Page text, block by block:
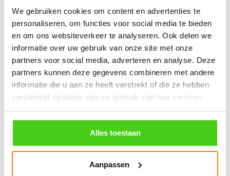
We gebruiken cookies om content en advertenties te
personaliseren, om functies voor social media te bieden
en om ons websiteverkeer te analyseren. Ook delen we
informatie over uw gebruik van onze site met onze
partners voor social media, adverteren en analyse. Deze
partners kunnen deze gegevens combineren met andere
informatie die u aan ze heeft verstrekt of die ze hebben
verzameld op basis van uw gebruik van hun services.
Alles toestaan
Aanpassen
֍ Deskundig advies en gratis proefstukjes.
֍ Verzending in Nederland, België en Duitsland.
Verzendkosten €5,45, boven €70,- gratis verstuurd
(* gewicht onder 32kg). Binnen 24 uur verstuurd.
Aantal meters worden geleverd aan een stuk.
Specifieke wensen (meerdere lengten) kunt u aangeven bij het
© 2009 - 2026 | Touwspecialist.nl